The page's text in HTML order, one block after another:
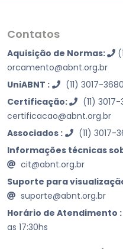
Contatos
Aquisição de Normas:
orcamento@abnt.org.br
UniABNT :
(11) 3017-3680
Certificação:
(11) 3017-
certificacao@abnt.org.br
Associados :
(11) 3017-
Informações técnicas
cit@abnt.org.br
Suporte para
suporte@abnt.org.br
Horário de Atendimento :
as 17:30hs